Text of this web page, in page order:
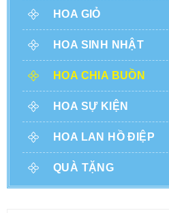
HOA GIỎ
HOA SINH NHẬT
HOA CHIA BUỒN
HOA SỰ KIỆN
HOA LAN HỒ ĐIỆP
QUÀ TẶNG